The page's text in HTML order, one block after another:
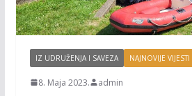
IZ UDRUŽENJA I SAVEZA NAJNOVIJE VIJESTI
8. Maja 2023. admin